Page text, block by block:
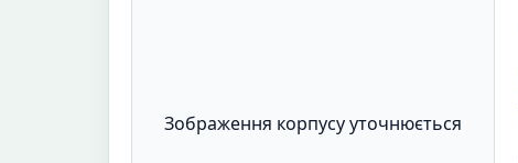
Зображення корпусу уточнюється